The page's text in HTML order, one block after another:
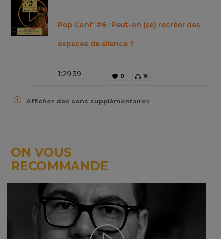
Pop Conf' #6 : Peut-on (se) recréer des
espaces de silence ?
1:29:39 0 16
Afficher des sons supplémentaires
ON VOUS
RECOMMANDE